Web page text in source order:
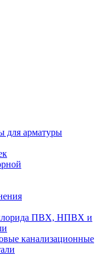
для арматуры
ПВХ, НПВХ и
канализационные